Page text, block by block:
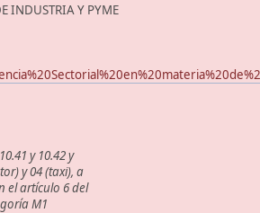
INDUSTRIA Y PYME
y 10.42 y
y 04 (taxi), a
el artículo 6 del
M1